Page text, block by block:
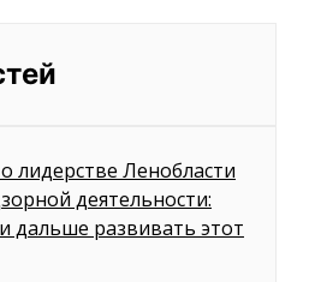
лидерстве Ленобласти
деятельности:
дальше развивать этот